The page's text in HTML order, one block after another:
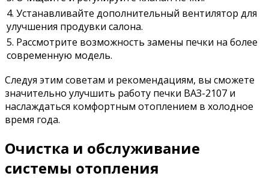
4. Устанавливайте дополнительный вентилятор для
улучшения продувки салона.
5. Рассмотрите возможность замены печки на более
современную модель.
Следуя этим советам и рекомендациям, вы сможете
значительно улучшить работу печки ВАЗ-2107 и
наслаждаться комфортным отоплением в холодное
время года.
Очистка и обслуживание
системы отопления